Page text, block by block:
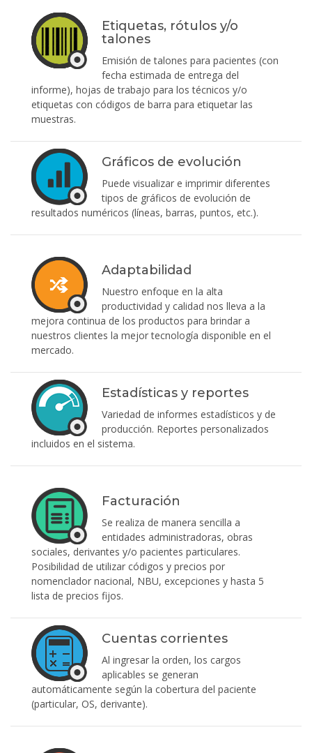
Etiquetas, rótulos y/o
talones
Emisión de talones para pacientes (con
fecha estimada de entrega del
informe), hojas de trabajo para los técnicos y/o
etiquetas con códigos de barra para etiquetar las
muestras.
Gráficos de evolución
Puede visualizar e imprimir diferentes
tipos de gráficos de evolución de
resultados numéricos (líneas, barras, puntos, etc.).
Adaptabilidad
Nuestro enfoque en la alta
productividad y calidad nos lleva a la
mejora continua de los productos para brindar a
nuestros clientes la mejor tecnología disponible en el
mercado.
Estadísticas y reportes
Variedad de informes estadísticos y de
producción. Reportes personalizados
incluidos en el sistema.
Facturación
Se realiza de manera sencilla a
entidades administradoras, obras
sociales, derivantes y/o pacientes particulares.
Posibilidad de utilizar códigos y precios por
nomenclador nacional, NBU, excepciones y hasta 5
lista de precios fijos.
Cuentas corrientes
Al ingresar la orden, los cargos
aplicables se generan
automáticamente según la cobertura del paciente
(particular, OS, derivante).